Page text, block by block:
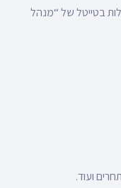
בטייטל של “מנהל
ועוד.